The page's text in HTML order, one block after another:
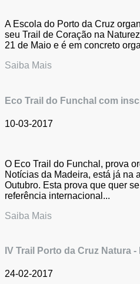
A Escola do Porto da Cruz
seu Trail de Coração na
21 de Maio e é em concreto
Saiba Mais
Eco Trail do Funchal com
10-03-2017
O Eco Trail do Funchal, prova
Notícias da Madeira, está já na
Outubro. Esta prova que quer
referência internacional...
Saiba Mais
IV Trail Porto da Cruz Natura
24-02-2017